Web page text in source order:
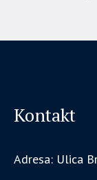
Kontakt
Adresa: Ulica